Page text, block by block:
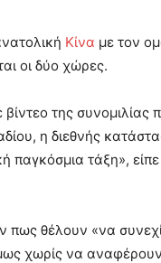
Κίνα με τον
οι δύο χώρες.
της συνομιλίας
η διεθνής
παγκόσμια τάξη»,
πως θέλουν «να
χωρίς να